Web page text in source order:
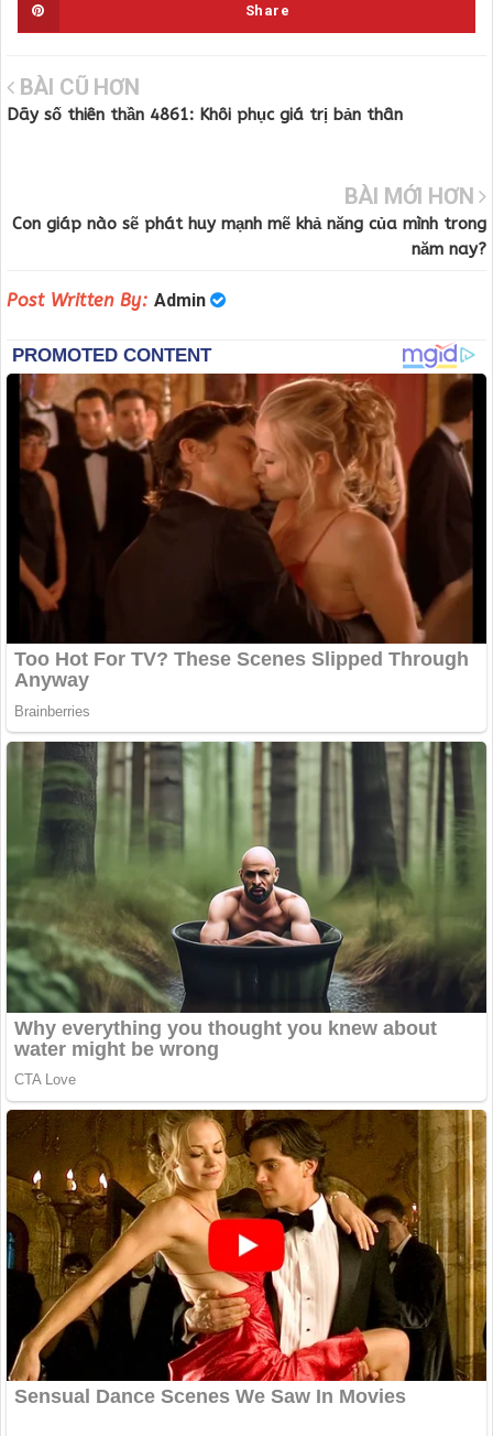
Share
BÀI CŨ HƠN
Dãy số thiên thần 4861: Khôi phục giá trị bản thân
BÀI MỚI HƠN
Con giáp nào sẽ phát huy mạnh mẽ khả năng của mình trong
năm nay?
Post Written By: Admin